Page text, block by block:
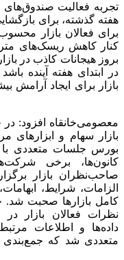
تجربه فعالیت صندوق‌های
هفته گذشته، برای
برای فعالان بازار
کنار کاهش ریسک‌های
بروز هیجانات کاذب در
در ابتدای هفته آینده
بازار برای ایجاد آرامش
معصومی‌خانقاه افزود:
بازار سهام و ابزارهای
بورس جلسات متعددی
کانون‌ها، برخی
صاحب‌نظران بازار
الزامات، شرایط،
کامل بازارها صحبت شد.
نظرات فعالان بازار
داده‌ها و اطلاعات
متعددی شد که جمع‌بندی